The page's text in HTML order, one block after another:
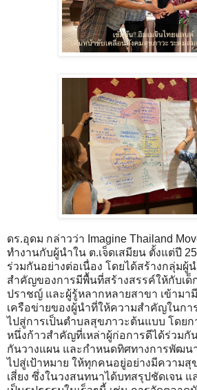
ดร.อุดม กล่าวว่า Imagine Thailand
ทำงานกับผู้นำใน ต.เจ็ดเสมียน ตั้งแต่ปี
ร่วมกันอย่างต่อเนื่อง โดยได้สร้างกลุ่มผู้
สำคัญของการมีพื้นที่สร้างสรรค์ให้กับเด็
ปราชญ์ และผู้รู้หลากหลายสาขา เข้ามา
เครือข่ายของผู้นำที่ให้ความสำคัญในกา
ไปสู่การเป็นตำบลสุขภาวะต้นแบบ โดยก
หนึ่งก้าวสำคัญที่เหล่าผู้ก่อการดีได้ร่วมกั
กันวางแผน และกำหนดทิศทางการพัฒน
ไปสู่เป้าหมาย ให้ทุกคนอยู่อย่างมีความสุ
เสี่ยง ซึ่งในวงสนทนาได้บทสรุปชัดเจน แ